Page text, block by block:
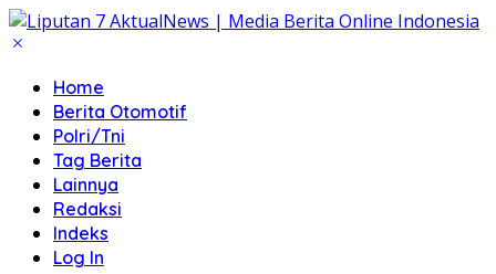
Home
Berita Otomotif
Polri/Tni
Tag Berita
Lainnya
Redaksi
Indeks
Log In